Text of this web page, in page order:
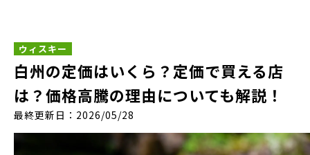
ウィスキー
白州の定価はいくら？定価で買える店
は？価格高騰の理由についても解説！
最終更新日：2026/05/28